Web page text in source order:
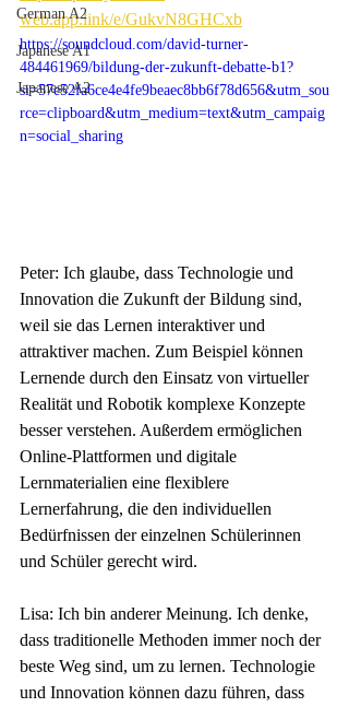
German A2
Japanese A1
Japanese A2
web.app.link/e/GukvN8GHCxb
https://soundcloud.com/david-turner-
484461969/bildung-der-zukunft-debatte-b1?
si=57e52fa6ce4e4fe9beaec8bb6f78d656&utm_sou
rce=clipboard&utm_medium=text&utm_campaig
n=social_sharing
Peter: Ich glaube, dass Technologie und
Innovation die Zukunft der Bildung sind,
weil sie das Lernen interaktiver und
attraktiver machen. Zum Beispiel können
Lernende durch den Einsatz von virtueller
Realität und Robotik komplexe Konzepte
besser verstehen. Außerdem ermöglichen
Online-Plattformen und digitale
Lernmaterialien eine flexiblere
Lernerfahrung, die den individuellen
Bedürfnissen der einzelnen Schülerinnen
und Schüler gerecht wird.
Lisa: Ich bin anderer Meinung. Ich denke,
dass traditionelle Methoden immer noch der
beste Weg sind, um zu lernen. Technologie
und Innovation können dazu führen, dass